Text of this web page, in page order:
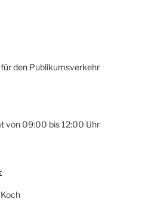
den Publikumsverkehr
von 09:00 bis 12:00 Uhr